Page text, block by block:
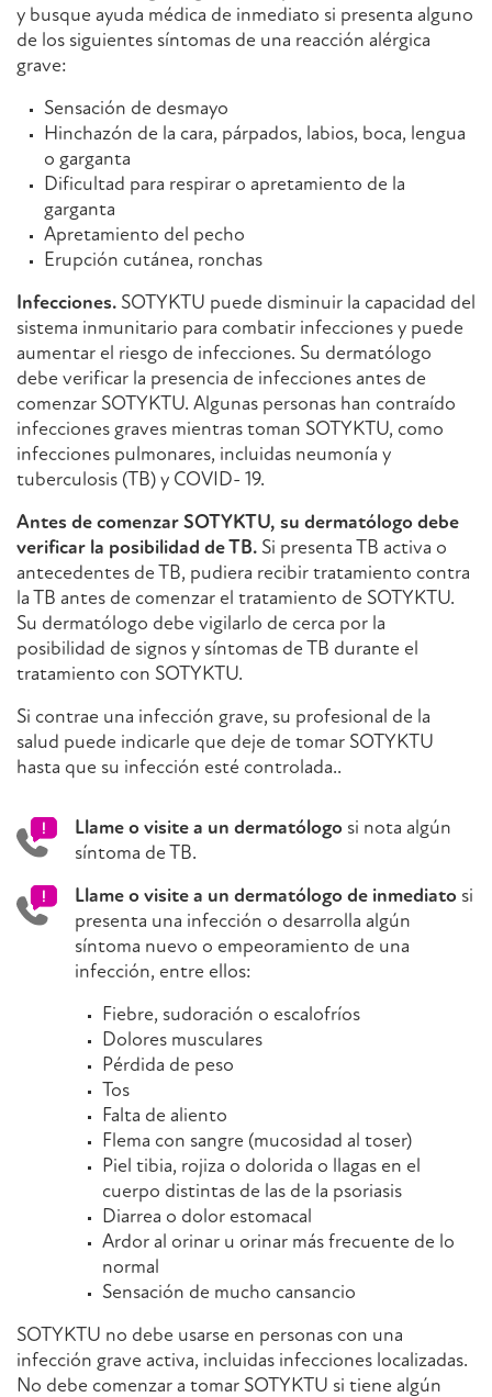
y busque ayuda médica de inmediato si presenta alguno
de los siguientes síntomas de una reacción alérgica
grave:
Sensación de desmayo
Hinchazón de la cara, párpados, labios, boca, lengua
o garganta
Dificultad para respirar o apretamiento de la
garganta
Apretamiento del pecho
Erupción cutánea, ronchas
Infecciones. SOTYKTU puede disminuir la capacidad del
sistema inmunitario para combatir infecciones y puede
aumentar el riesgo de infecciones. Su dermatólogo
debe verificar la presencia de infecciones antes de
comenzar SOTYKTU. Algunas personas han contraído
infecciones graves mientras toman SOTYKTU, como
infecciones pulmonares, incluidas neumonía y
tuberculosis (TB) y COVID- 19.
Antes de comenzar SOTYKTU, su dermatólogo debe
verificar la posibilidad de TB. Si presenta TB activa o
antecedentes de TB, pudiera recibir tratamiento contra
la TB antes de comenzar el tratamiento de SOTYKTU.
Su dermatólogo debe vigilarlo de cerca por la
posibilidad de signos y síntomas de TB durante el
tratamiento con SOTYKTU.
Si contrae una infección grave, su profesional de la
salud puede indicarle que deje de tomar SOTYKTU
hasta que su infección esté controlada..
Llame o visite a un dermatólogo si nota algún
síntoma de TB.
Llame o visite a un dermatólogo de inmediato si
presenta una infección o desarrolla algún
síntoma nuevo o empeoramiento de una
infección, entre ellos:
Fiebre, sudoración o escalofríos
Dolores musculares
Pérdida de peso
Tos
Falta de aliento
Flema con sangre (mucosidad al toser)
Piel tibia, rojiza o dolorida o llagas en el
cuerpo distintas de las de la psoriasis
Diarrea o dolor estomacal
Ardor al orinar u orinar más frecuente de lo
normal
Sensación de mucho cansancio
SOTYKTU no debe usarse en personas con una
infección grave activa, incluidas infecciones localizadas.
No debe comenzar a tomar SOTYKTU si tiene algún